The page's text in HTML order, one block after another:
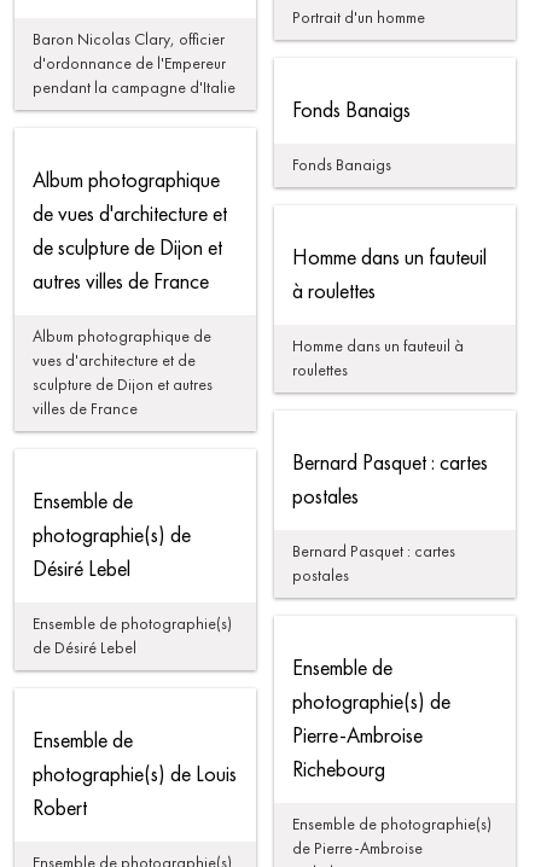
Baron Nicolas Clary, officier
d'ordonnance de l'Empereur
pendant la campagne d'Italie
Portrait d'un homme
Fonds Banaigs
Fonds Banaigs
Album photographique
de vues d'architecture et
de sculpture de Dijon et
autres villes de France
Album photographique de
vues d'architecture et de
sculpture de Dijon et autres
villes de France
Homme dans un fauteuil
à roulettes
Homme dans un fauteuil à
roulettes
Bernard Pasquet : cartes
postales
Bernard Pasquet : cartes
postales
Ensemble de
photographie(s) de
Désiré Lebel
Ensemble de photographie(s)
de Désiré Lebel
Ensemble de
photographie(s) de
Pierre-Ambroise
Richebourg
Ensemble de photographie(s)
de Pierre-Ambroise
Ensemble de
photographie(s) de Louis
Robert